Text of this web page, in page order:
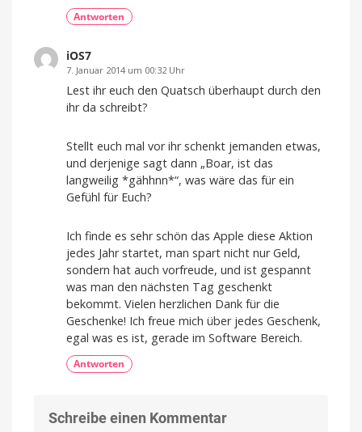
Antworten
iOS7
7. Januar 2014 um 00:32 Uhr
Lest ihr euch den Quatsch überhaupt durch den
ihr da schreibt?
Stellt euch mal vor ihr schenkt jemanden etwas,
und derjenige sagt dann „Boar, ist das
langweilig *gähhnn*“, was wäre das für ein
Gefühl für Euch?
Ich finde es sehr schön das Apple diese Aktion
jedes Jahr startet, man spart nicht nur Geld,
sondern hat auch vorfreude, und ist gespannt
was man den nächsten Tag geschenkt
bekommt. Vielen herzlichen Dank für die
Geschenke! Ich freue mich über jedes Geschenk,
egal was es ist, gerade im Software Bereich.
Antworten
Schreibe einen Kommentar